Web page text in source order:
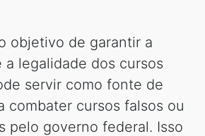
objetivo de garantir a
a legalidade dos cursos
servir como fonte de
combater cursos falsos ou
pelo governo federal. Isso